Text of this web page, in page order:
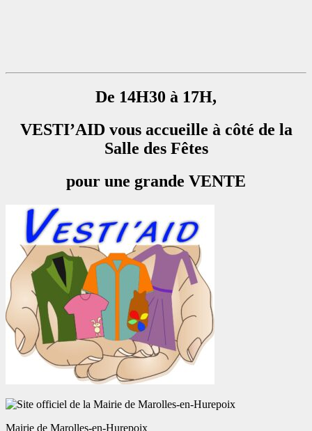
De 14H30 à 17H,
VESTI’AID vous accueille à côté de la
Salle des Fêtes
pour une grande VENTE
Mairie de Marolles-en-Hurepoix